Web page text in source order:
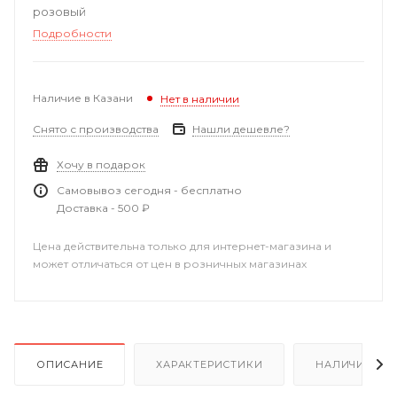
розовый
Подробности
Наличие в Казани Нет в наличии
Снято с производства Нашли дешевле?
Хочу в подарок
Самовывоз сегодня - бесплатно
Доставка - 500 ₽
Цена действительна только для интернет-магазина и
может отличаться от цен в розничных магазинах
ОПИСАНИЕ ХАРАКТЕРИСТИКИ НАЛИЧИЕ В